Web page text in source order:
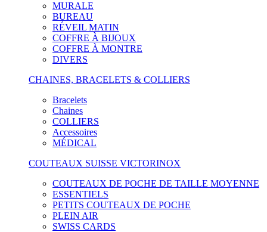
MURALE
BUREAU
RÉVEIL MATIN
COFFRE À BIJOUX
COFFRE À MONTRE
DIVERS
CHAINES, BRACELETS & COLLIERS
Bracelets
Chaines
COLLIERS
Accessoires
MÉDICAL
COUTEAUX SUISSE VICTORINOX
COUTEAUX DE POCHE DE TAILLE MOYENNE
ESSENTIELS
PETITS COUTEAUX DE POCHE
PLEIN AIR
SWISS CARDS